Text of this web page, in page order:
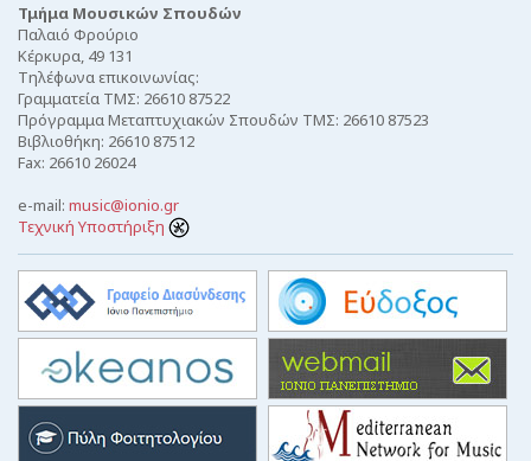
Τμήμα Μουσικών Σπουδών
Παλαιό Φρούριο
Κέρκυρα, 49 131
Τηλέφωνα επικοινωνίας:
Γραμματεία ΤΜΣ: 26610 87522
Πρόγραμμα Μεταπτυχιακών Σπουδών ΤΜΣ: 26610 87523
Βιβλιοθήκη: 26610 87512
Fax: 26610 26024
e-mail: music@ionio.gr
Τεχνική Υποστήριξη